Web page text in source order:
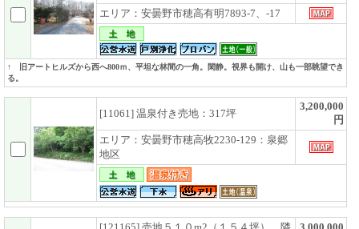
エリア：安曇野市穂高有明7893-7、-17
↑ 旧アートヒルズから西へ800ｍ、平坦な林間の一角。閑静。視界も開け、山も一部眺望でき
る。
[11061] 温泉付き売地：317坪
3,200,000
円
エリア：安曇野市穂高牧2230-129：泉郷
地区